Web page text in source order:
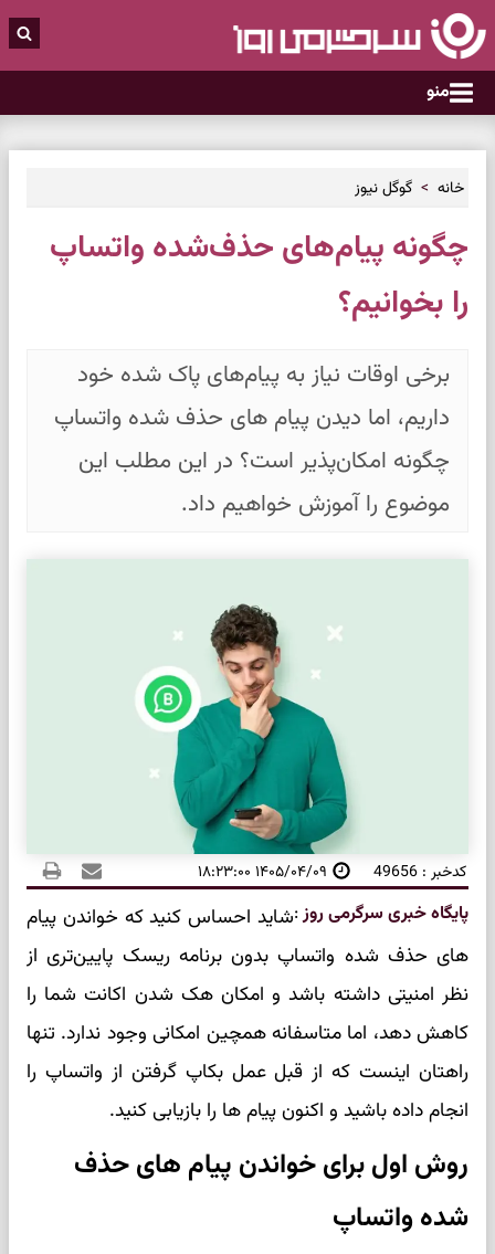
منو
خانه گوگل نیوز
چگونه پیام‌های حذف‌شده واتساپ
را بخوانیم؟
برخی اوقات نیاز به پیام‌های پاک شده خود
داریم، اما دیدن پیام های حذف شده واتساپ
چگونه امکان‌پذیر است؟ در این مطلب این
موضوع را آموزش خواهیم داد.
کدخبر : 49656 ۱۴۰۵/۰۴/۰۹ ۱۸:۲۳:۰۰
پایگاه خبری سرگرمی روز:شاید احساس کنید که خواندن پیام
های حذف شده واتساپ بدون برنامه ریسک پایین‌تری از
نظر امنیتی داشته باشد و امکان هک شدن اکانت شما را
کاهش دهد، اما متاسفانه همچین امکانی وجود ندارد. تنها
راهتان اینست که از قبل عمل بکاپ گرفتن از واتساپ را
انجام داده باشید و اکنون پیام ها را بازیابی کنید.
روش اول برای خواندن پیام های حذف
شده واتساپ